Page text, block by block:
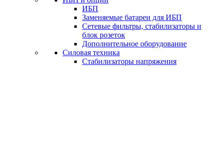
ИБП
Заменяемые батареи для ИБП
Сетевые фильтры, стабилизаторы и
блок розеток
Дополнительное оборудование
Силовая техника
Стабилизаторы напряжения